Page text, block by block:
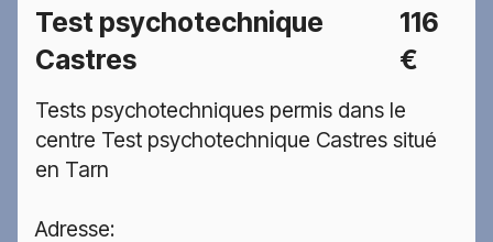
Test psychotechnique
Castres
116
€
Tests psychotechniques permis dans le
centre Test psychotechnique Castres situé
en Tarn
Adresse: